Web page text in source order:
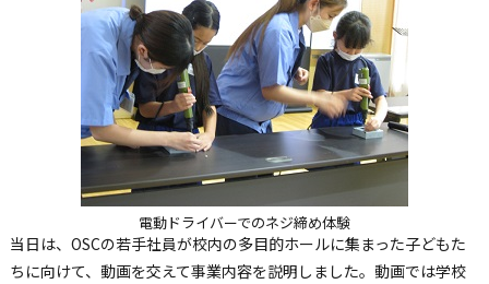
電動ドライバーでのネジ締め体験
当日は、OSCの若手社員が校内の多目的ホールに集まった子どもた
ちに向けて、動画を交えて事業内容を説明しました。動画では学校